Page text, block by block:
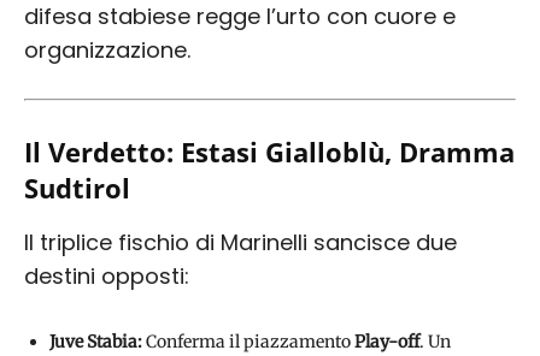
difesa stabiese regge l’urto con cuore e
organizzazione.
Il Verdetto: Estasi Gialloblù, Dramma
Sudtirol
Il triplice fischio di Marinelli sancisce due
destini opposti:
Juve Stabia:Conferma il piazzamentoPlay-off. Un